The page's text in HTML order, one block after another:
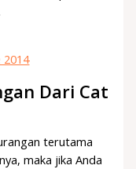
2014
Dari Cat
terutama
maka jika Anda